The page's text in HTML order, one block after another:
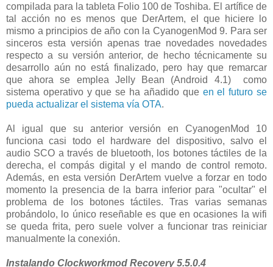
compilada para la tableta Folio 100 de Toshiba. El artífice de
tal acción no es menos que DerArtem, el que hiciere lo
mismo a principios de año con la CyanogenMod 9. Para ser
sinceros esta versión apenas trae novedades novedades
respecto a su versión anterior, de hecho técnicamente su
desarrollo aún no está finalizado, pero hay que remarcar
que ahora se emplea Jelly Bean (Android 4.1) como
sistema operativo y que se ha añadido que en el futuro se
pueda actualizar el sistema vía OTA.
Al igual que su anterior versión en CyanogenMod 10
funciona casi todo el hardware del dispositivo, salvo el
audio SCO a través de bluetooth, los botones táctiles de la
derecha, el compás digital y el mando de control remoto.
Además, en esta versión DerArtem vuelve a forzar en todo
momento la presencia de la barra inferior para "ocultar" el
problema de los botones táctiles. Tras varias semanas
probándolo, lo único reseñable es que en ocasiones la wifi
se queda frita, pero suele volver a funcionar tras reiniciar
manualmente la conexión.
Instalando Clockworkmod Recovery 5.5.0.4